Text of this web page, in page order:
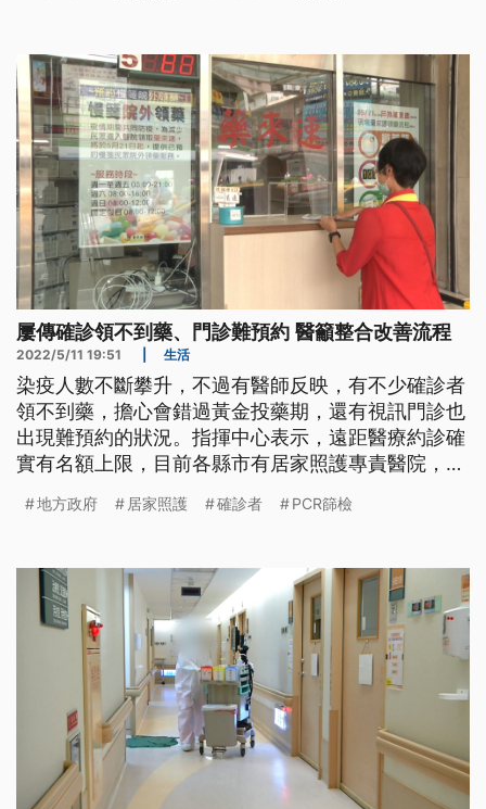
屢傳確診領不到藥、門診難預約 醫籲整合改善流程
2022/5/11 19:51 生活
染疫人數不斷攀升，不過有醫師反映，有不少確診者
領不到藥，擔心會錯過黃金投藥期，還有視訊門診也
出現難預約的狀況。指揮中心表示，遠距醫療約診確
實有名額上限，目前各縣市有居家照護專責醫院，可
藥到府。
地方政府 居家照護 確診者 PCR篩檢